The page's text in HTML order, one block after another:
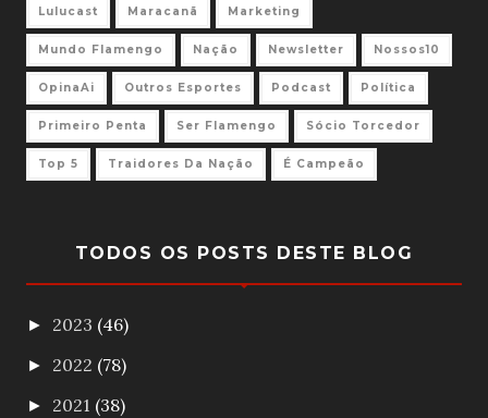
Lulucast Maracanã Marketing
Mundo Flamengo Nação Newsletter Nossos10
OpinaAi Outros Esportes Podcast Política
Primeiro Penta Ser Flamengo Sócio Torcedor
Top 5 Traidores Da Nação É Campeão
TODOS OS POSTS DESTE BLOG
► 2023 (46)
► 2022 (78)
► 2021 (38)